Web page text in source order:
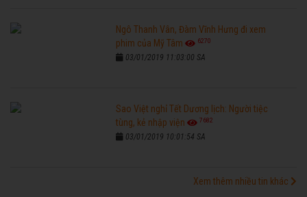
Ngô Thanh Vân, Đàm Vĩnh Hưng đi xem
phim của Mỹ Tâm
6270
03/01/2019 11:03:00 SA
Sao Việt nghỉ Tết Dương lịch: Người tiệc
tùng, kẻ nhập viện
7682
03/01/2019 10:01:54 SA
Xem thêm nhiều tin khác